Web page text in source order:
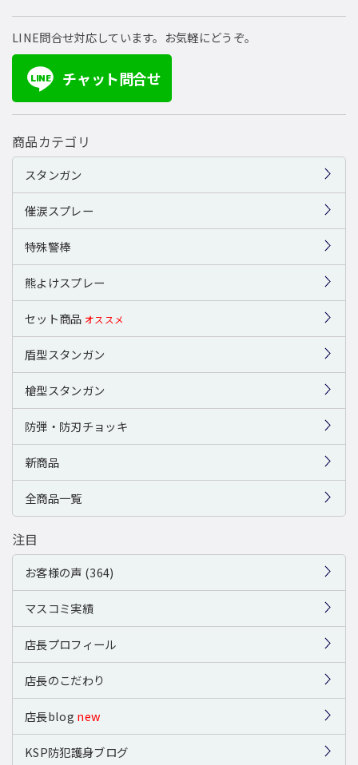
LINE問合せ対応しています。お気軽にどうぞ。
LINE チャット問合せ
商品カテゴリ
スタンガン
催涙スプレー
特殊警棒
熊よけスプレー
セット商品 オススメ
盾型スタンガン
槍型スタンガン
防弾・防刃チョッキ
新商品
全商品一覧
注目
お客様の声 (364)
マスコミ実績
店長プロフィール
店長のこだわり
店長blog new
KSP防犯護身ブログ